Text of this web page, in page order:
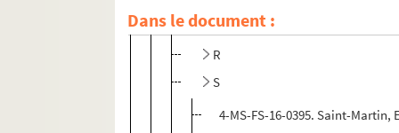
Dans le document :
P
R
S
4-MS-FS-16-0395. Saint-Martin,